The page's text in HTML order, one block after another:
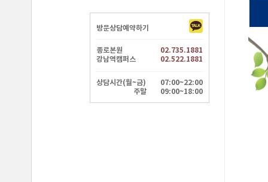
방문상담예약하기
종로본원
02.735.1881
강남역캠퍼스
02.522.1881
상담시간(월~금)
07:00~22:00
주말
09:00~18:00